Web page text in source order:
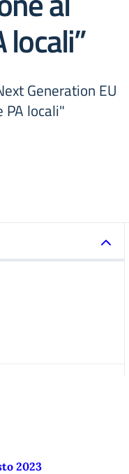
locali”
Generation EU
PA locali"
2023